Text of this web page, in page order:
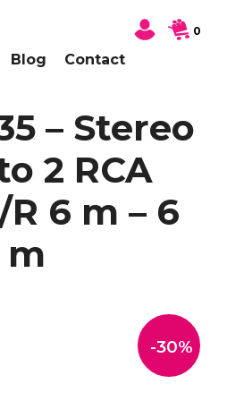
Blog Contact
0
– Stereo
2 RCA
6 m – 6
m
-30%